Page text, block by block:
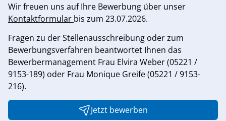
Wir freuen uns auf Ihre Bewerbung über unser
Kontaktformular bis zum 23.07.2026.
Fragen zu der Stellenausschreibung oder zum
Bewerbungsverfahren beantwortet Ihnen das
Bewerbermanagement Frau Elvira Weber (05221 /
9153-189) oder Frau Monique Greife (05221 / 9153-
216).
Jetzt bewerben